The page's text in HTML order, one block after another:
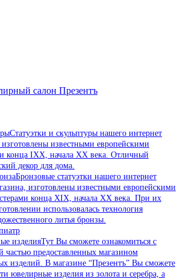
Статуэтки и скульптуры нашего интернет
изготовлены известными европейскими
конца IXX, начала XX века. Отличный
декор для дома.
Бронзовые статуэтки нашего интернет
изготовлены известными европейскими
конца XIX, начала XX века. При их
использовалась технология
литья бронзы.
изделияТут Вы сможете ознакомиться с
частью предоставленных магазином
изделий. В магазине “Презентъ” Вы сможете
ювелирные изделия из золота и серебра, а